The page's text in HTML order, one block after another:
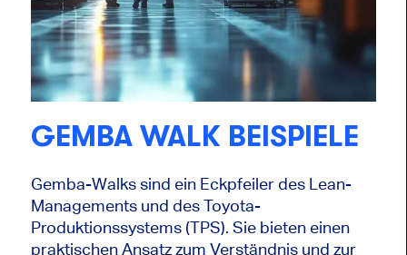
GEMBA WALK BEISPIELE
Gemba-Walks sind ein Eckpfeiler des Lean-
Managements und des Toyota-
Produktionssystems (TPS). Sie bieten einen
praktischen Ansatz zum Verständnis und zur